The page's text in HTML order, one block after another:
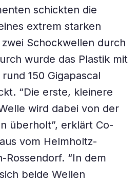
schickten die
extrem starken
Schockwellen durch
wurde das Plastik mit
150 Gigapascal
“Die erste, kleinere
wird dabei von der
überholt”, erklärt Co-
vom Helmholtz-
Rossendorf. “In dem
beide Wellen